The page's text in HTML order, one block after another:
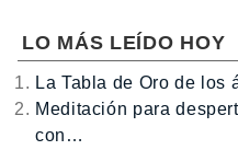
LO MÁS LEÍDO HOY
La Tabla de Oro de los
Meditación para
con…